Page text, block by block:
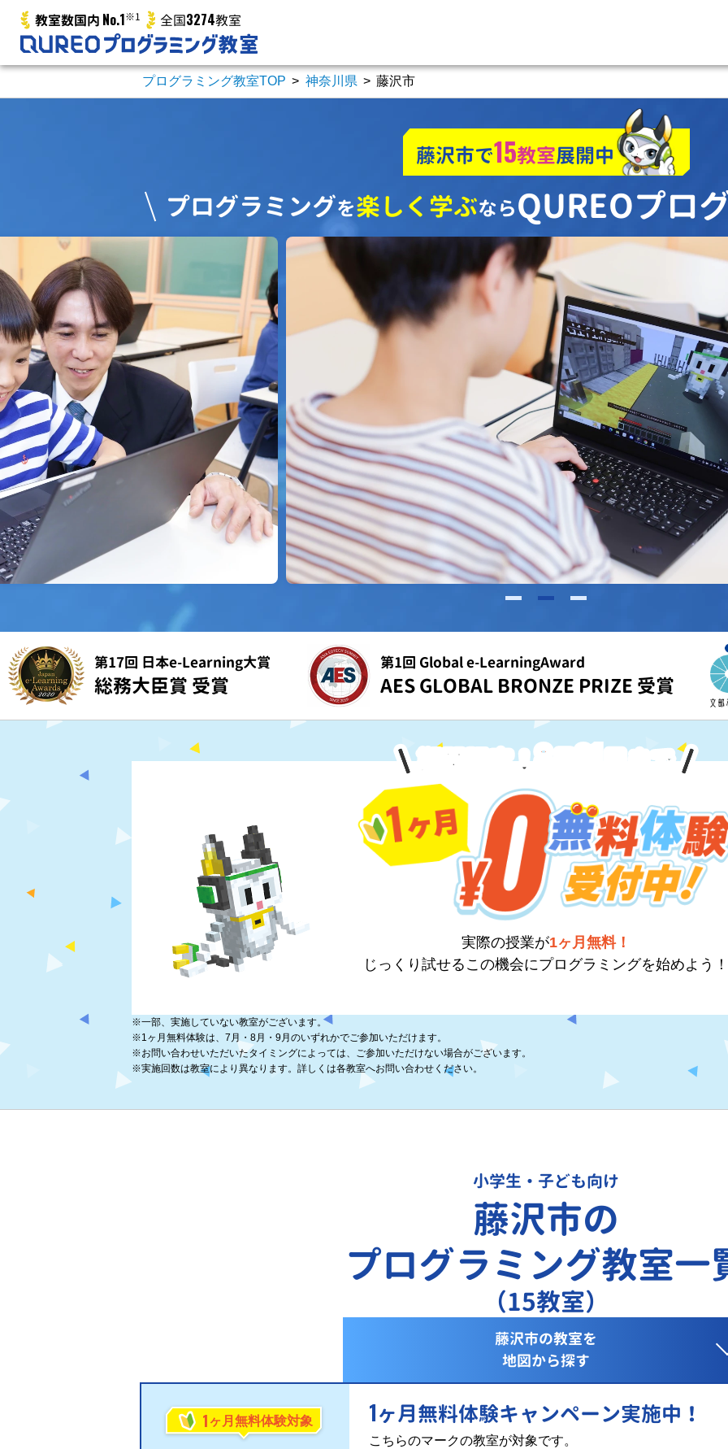
教室数国内 No.1※1 全国3274教室
プログラミング教室TOP > 神奈川県 > 藤沢市
藤沢市で15教室展開中
プログラミングを楽しく学ぶならQUREOプロ
第17回 日本e-Learning大賞
総務大臣賞 受賞
第1回 Global e-LearningAward
AES GLOBAL BRONZE PRIZE 受賞
期間限定！8 31 まで
実際の授業が1ヶ月無料！
じっくり試せるこの機会にプログラミングを始めよう！
※一部、実施していない教室がございます。
※1ヶ月無料体験は、7月・8月・9月のいずれかでご参加いただけます。
※お問い合わせいただいたタイミングによっては、ご参加いただけない場合がございます。
※実施回数は教室により異なります。詳しくは各教室へお問い合わせください。
小学生・子ども向け
藤沢市の
プログラミング教室一
（15教室）
藤沢市の教室を
地図から探す
1 ヶ月無料体験対象 1ヶ月無料体験キャンペーン実施中！
こちらのマークの教室が対象です。